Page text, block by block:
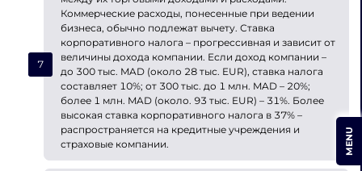
Коммерческие расходы, понесенные при ведении
бизнеса, обычно подлежат вычету. Ставка
корпоративного налога – прогрессивная и зависит от
величины дохода компании. Если доход компании –
до 300 тыс. MAD (около 28 тыс. EUR), ставка налога
составляет 10%; от 300 тыс. до 1 млн. MAD – 20%;
более 1 млн. MAD (около. 93 тыс. EUR) – 31%. Более
высокая ставка корпоративного налога в 37% –
распространяется на кредитные учреждения и
страховые компании.
MENU